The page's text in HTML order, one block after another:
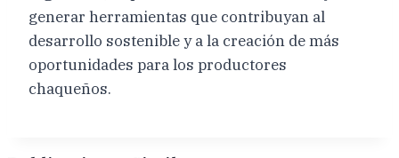
generar herramientas que contribuyan al
desarrollo sostenible y a la creación de más
oportunidades para los productores
chaqueños.